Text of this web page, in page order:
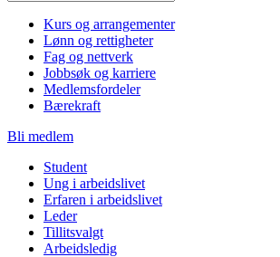
Kurs og arrangementer
Lønn og rettigheter
Fag og nettverk
Jobbsøk og karriere
Medlemsfordeler
Bærekraft
Bli medlem
Student
Ung i arbeidslivet
Erfaren i arbeidslivet
Leder
Tillitsvalgt
Arbeidsledig